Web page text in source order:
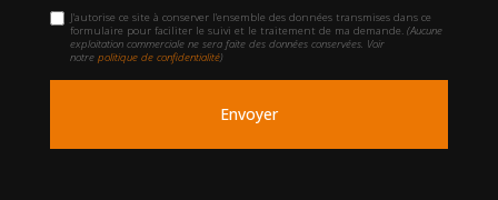
J'autorise ce site à conserver l'ensemble des données transmises dans ce
formulaire pour faciliter le suivi et le traitement de ma demande.(Aucune
exploitation commerciale ne sera faite des données conservées. Voir
notrepolitique de confidentialité)